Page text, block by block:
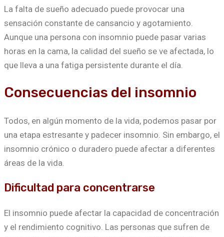
La falta de sueño adecuado puede provocar una
sensación constante de cansancio y agotamiento.
Aunque una persona con insomnio puede pasar varias
horas en la cama, la calidad del sueño se ve afectada, lo
que lleva a una fatiga persistente durante el día.
Consecuencias del insomnio
Todos, en algún momento de la vida, podemos pasar por
una etapa estresante y padecer insomnio. Sin embargo, el
insomnio crónico o duradero puede afectar a diferentes
áreas de la vida.
Dificultad para concentrarse
El insomnio puede afectar la capacidad de concentración
y el rendimiento cognitivo. Las personas que sufren de